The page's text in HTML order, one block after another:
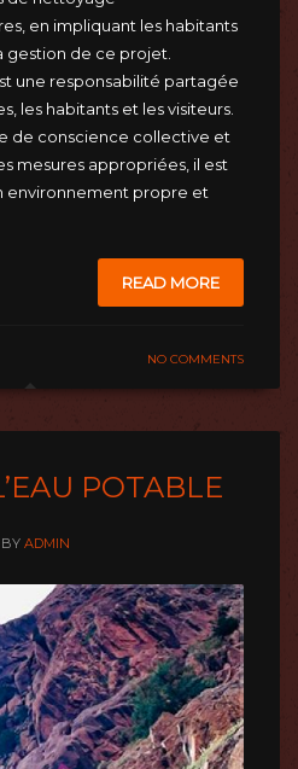
en impliquant les habitants
gestion de ce projet.
une responsabilité partagée
les habitants et les visiteurs.
de conscience collective et
mesures appropriées, il est
environnement propre et
READ MORE
NO COMMENTS
POTABLE
BY ADMIN